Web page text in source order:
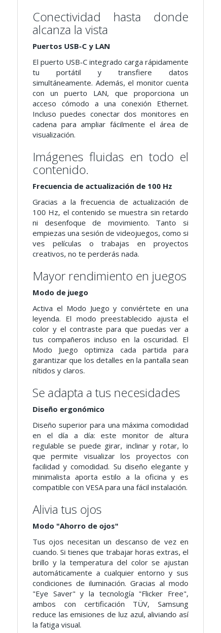
Conectividad hasta donde
alcanza la vista
Puertos USB-C y LAN
El puerto USB-C integrado carga rápidamente
tu portátil y transfiere datos
simultáneamente. Además, el monitor cuenta
con un puerto LAN, que proporciona un
acceso cómodo a una conexión Ethernet.
Incluso puedes conectar dos monitores en
cadena para ampliar fácilmente el área de
visualización.
Imágenes fluidas en todo el
contenido.
Frecuencia de actualización de 100 Hz
Gracias a la frecuencia de actualización de
100 Hz, el contenido se muestra sin retardo
ni desenfoque de movimiento. Tanto si
empiezas una sesión de videojuegos, como si
ves películas o trabajas en proyectos
creativos, no te perderás nada.
Mayor rendimiento en juegos
Modo de juego
Activa el Modo Juego y conviértete en una
leyenda. El modo preestablecido ajusta el
color y el contraste para que puedas ver a
tus compañeros incluso en la oscuridad. El
Modo Juego optimiza cada partida para
garantizar que los detalles en la pantalla sean
nítidos y claros.
Se adapta a tus necesidades
Diseño ergonómico
Diseño superior para una máxima comodidad
en el día a día: este monitor de altura
regulable se puede girar, inclinar y rotar, lo
que permite visualizar los proyectos con
facilidad y comodidad. Su diseño elegante y
minimalista aporta estilo a la oficina y es
compatible con VESA para una fácil instalación.
Alivia tus ojos
Modo "Ahorro de ojos"
Tus ojos necesitan un descanso de vez en
cuando. Si tienes que trabajar horas extras, el
brillo y la temperatura del color se ajustan
automáticamente a cualquier entorno y sus
condiciones de iluminación. Gracias al modo
"Eye Saver" y la tecnología "Flicker Free",
ambos con certificación TÜV, Samsung
reduce las emisiones de luz azul, aliviando así
la fatiga visual.